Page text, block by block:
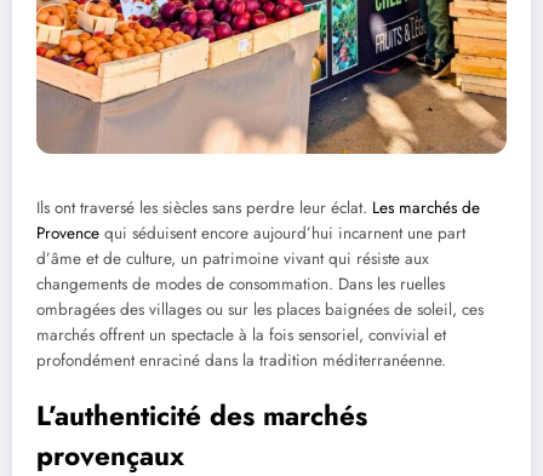
Ils ont traversé les siècles sans perdre leur éclat. Les marchés de
Provence qui séduisent encore aujourd’hui incarnent une part
d’âme et de culture, un patrimoine vivant qui résiste aux
changements de modes de consommation. Dans les ruelles
ombragées des villages ou sur les places baignées de soleil, ces
marchés offrent un spectacle à la fois sensoriel, convivial et
profondément enraciné dans la tradition méditerranéenne.
L’authenticité des marchés
provençaux